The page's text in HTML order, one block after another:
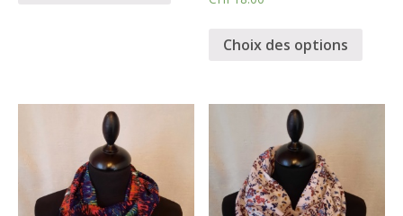
Choix des options